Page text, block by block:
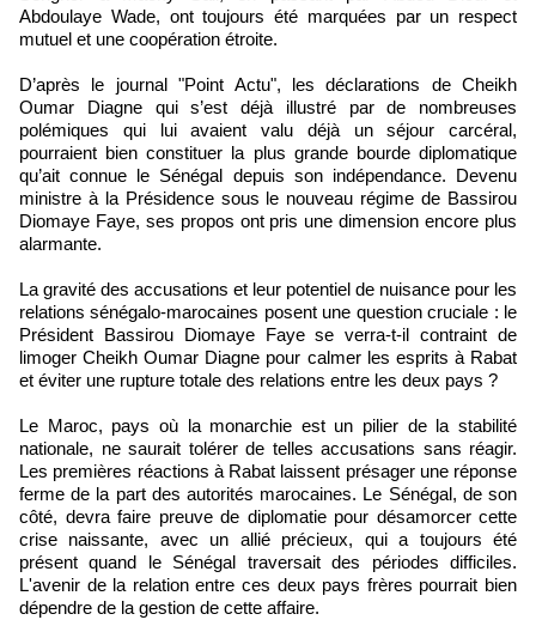
Abdoulaye Wade, ont toujours été marquées par un respect
mutuel et une coopération étroite.
D’après le journal "Point Actu", les déclarations de Cheikh
Oumar Diagne qui s’est déjà illustré par de nombreuses
polémiques qui lui avaient valu déjà un séjour carcéral,
pourraient bien constituer la plus grande bourde diplomatique
qu’ait connue le Sénégal depuis son indépendance. Devenu
ministre à la Présidence sous le nouveau régime de Bassirou
Diomaye Faye, ses propos ont pris une dimension encore plus
alarmante.
La gravité des accusations et leur potentiel de nuisance pour les
relations sénégalo-marocaines posent une question cruciale : le
Président Bassirou Diomaye Faye se verra-t-il contraint de
limoger Cheikh Oumar Diagne pour calmer les esprits à Rabat
et éviter une rupture totale des relations entre les deux pays ?
Le Maroc, pays où la monarchie est un pilier de la stabilité
nationale, ne saurait tolérer de telles accusations sans réagir.
Les premières réactions à Rabat laissent présager une réponse
ferme de la part des autorités marocaines. Le Sénégal, de son
côté, devra faire preuve de diplomatie pour désamorcer cette
crise naissante, avec un allié précieux, qui a toujours été
présent quand le Sénégal traversait des périodes difficiles.
L'avenir de la relation entre ces deux pays frères pourrait bien
dépendre de la gestion de cette affaire.